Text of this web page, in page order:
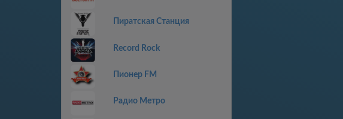
Пиратская Станция
Record Rock
Пионер FM
Радио Метро